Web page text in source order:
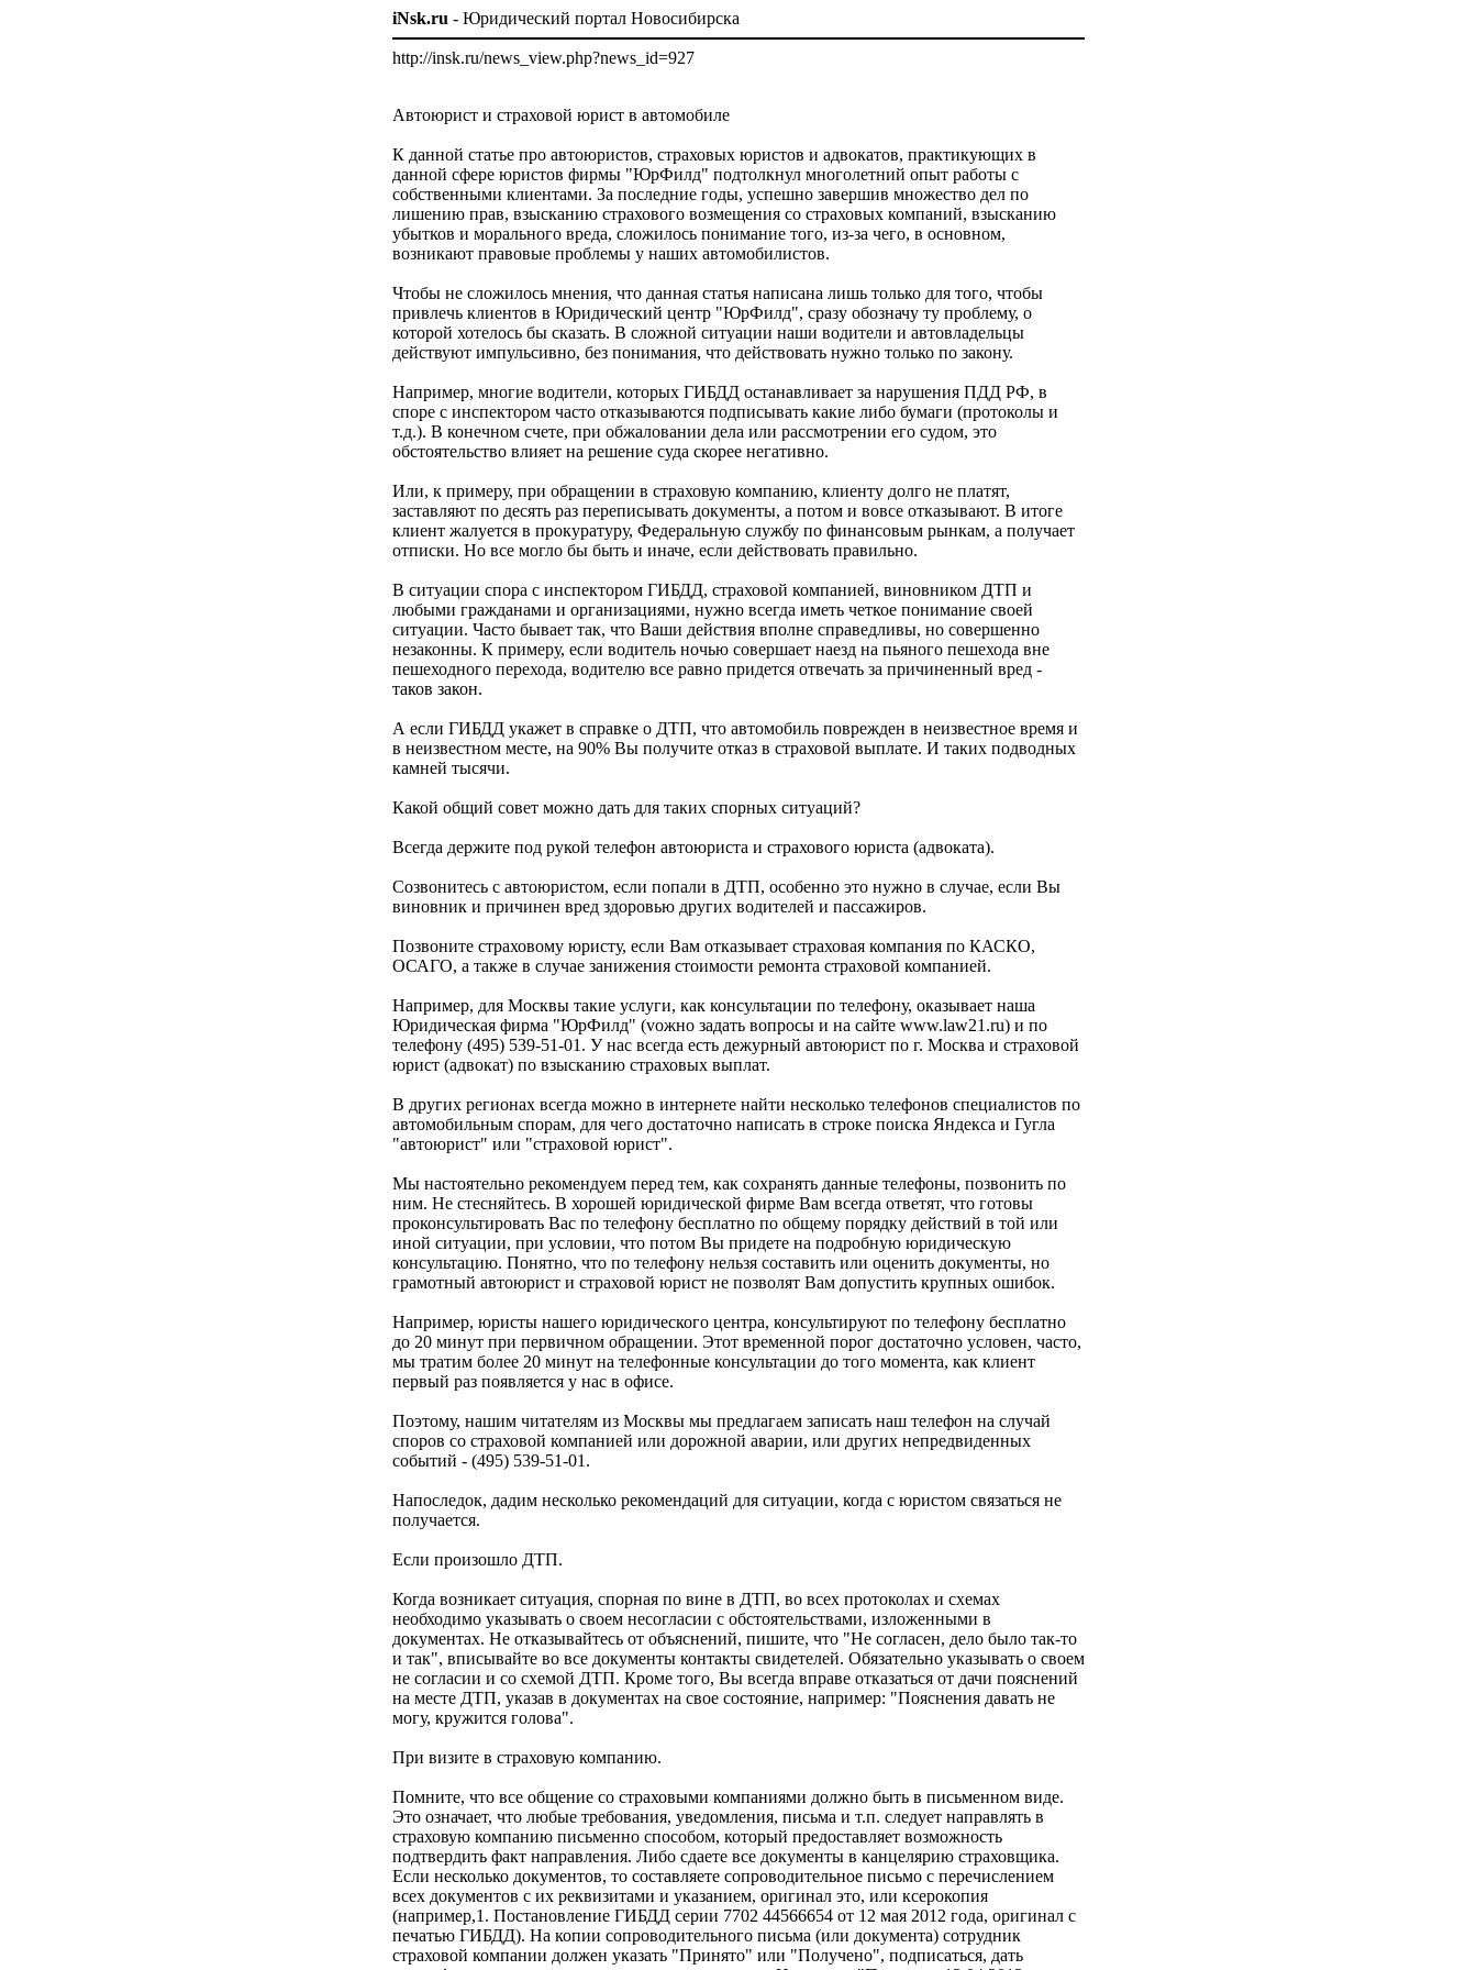
iNsk.ru - Юридический портал Новосибирска
http://insk.ru/news_view.php?news_id=927
Автоюрист и страховой юрист в автомобиле
К данной статье про автоюристов, страховых юристов и адвокатов, практикующих в
данной сфере юристов фирмы "ЮрФилд" подтолкнул многолетний опыт работы с
собственными клиентами. За последние годы, успешно завершив множество дел по
лишению прав, взысканию страхового возмещения со страховых компаний, взысканию
убытков и морального вреда, сложилось понимание того, из-за чего, в основном,
возникают правовые проблемы у наших автомобилистов.
Чтобы не сложилось мнения, что данная статья написана лишь только для того, чтобы
привлечь клиентов в Юридический центр "ЮрФилд", сразу обозначу ту проблему, о
которой хотелось бы сказать. В сложной ситуации наши водители и автовладельцы
действуют импульсивно, без понимания, что действовать нужно только по закону.
Например, многие водители, которых ГИБДД останавливает за нарушения ПДД РФ, в
споре с инспектором часто отказываются подписывать какие либо бумаги (протоколы и
т.д.). В конечном счете, при обжаловании дела или рассмотрении его судом, это
обстоятельство влияет на решение суда скорее негативно.
Или, к примеру, при обращении в страховую компанию, клиенту долго не платят,
заставляют по десять раз переписывать документы, а потом и вовсе отказывают. В итоге
клиент жалуется в прокуратуру, Федеральную службу по финансовым рынкам, а получает
отписки. Но все могло бы быть и иначе, если действовать правильно.
В ситуации спора с инспектором ГИБДД, страховой компанией, виновником ДТП и
любыми гражданами и организациями, нужно всегда иметь четкое понимание своей
ситуации. Часто бывает так, что Ваши действия вполне справедливы, но совершенно
незаконны. К примеру, если водитель ночью совершает наезд на пьяного пешехода вне
пешеходного перехода, водителю все равно придется отвечать за причиненный вред -
таков закон.
А если ГИБДД укажет в справке о ДТП, что автомобиль поврежден в неизвестное время и
в неизвестном месте, на 90% Вы получите отказ в страховой выплате. И таких подводных
камней тысячи.
Какой общий совет можно дать для таких спорных ситуаций?
Всегда держите под рукой телефон автоюриста и страхового юриста (адвоката).
Созвонитесь с автоюристом, если попали в ДТП, особенно это нужно в случае, если Вы
виновник и причинен вред здоровью других водителей и пассажиров.
Позвоните страховому юристу, если Вам отказывает страховая компания по КАСКО,
ОСАГО, а также в случае занижения стоимости ремонта страховой компанией.
Например, для Москвы такие услуги, как консультации по телефону, оказывает наша
Юридическая фирма "ЮрФилд" (vожно задать вопросы и на сайте www.law21.ru) и по
телефону (495) 539-51-01. У нас всегда есть дежурный автоюрист по г. Москва и страховой
юрист (адвокат) по взысканию страховых выплат.
В других регионах всегда можно в интернете найти несколько телефонов специалистов по
автомобильным спорам, для чего достаточно написать в строке поиска Яндекса и Гугла
"автоюрист" или "страховой юрист".
Мы настоятельно рекомендуем перед тем, как сохранять данные телефоны, позвонить по
ним. Не стесняйтесь. В хорошей юридической фирме Вам всегда ответят, что готовы
проконсультировать Вас по телефону бесплатно по общему порядку действий в той или
иной ситуации, при условии, что потом Вы придете на подробную юридическую
консультацию. Понятно, что по телефону нельзя составить или оценить документы, но
грамотный автоюрист и страховой юрист не позволят Вам допустить крупных ошибок.
Например, юристы нашего юридического центра, консультируют по телефону бесплатно
до 20 минут при первичном обращении. Этот временной порог достаточно условен, часто,
мы тратим более 20 минут на телефонные консультации до того момента, как клиент
первый раз появляется у нас в офисе.
Поэтому, нашим читателям из Москвы мы предлагаем записать наш телефон на случай
споров со страховой компанией или дорожной аварии, или других непредвиденных
событий - (495) 539-51-01.
Напоследок, дадим несколько рекомендаций для ситуации, когда с юристом связаться не
получается.
Если произошло ДТП.
Когда возникает ситуация, спорная по вине в ДТП, во всех протоколах и схемах
необходимо указывать о своем несогласии с обстоятельствами, изложенными в
документах. Не отказывайтесь от объяснений, пишите, что "Не согласен, дело было так-то
и так", вписывайте во все документы контакты свидетелей. Обязательно указывать о своем
не согласии и со схемой ДТП. Кроме того, Вы всегда вправе отказаться от дачи пояснений
на месте ДТП, указав в документах на свое состояние, например: "Пояснения давать не
могу, кружится голова".
При визите в страховую компанию.
Помните, что все общение со страховыми компаниями должно быть в письменном виде.
Это означает, что любые требования, уведомления, письма и т.п. следует направлять в
страховую компанию письменно способом, который предоставляет возможность
подтвердить факт направления. Либо сдаете все документы в канцелярию страховщика.
Если несколько документов, то составляете сопроводительное письмо с перечислением
всех документов с их реквизитами и указанием, оригинал это, или ксерокопия
(например,1. Постановление ГИБДД серии 7702 44566654 от 12 мая 2012 года, оригинал с
печатью ГИБДД). На копии сопроводительного письма (или документа) сотрудник
страховой компании должен указать "Принято" или "Получено", подписаться, дать